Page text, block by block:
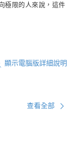
極限的人來說，這件
顯示電腦版詳細說明
查看全部